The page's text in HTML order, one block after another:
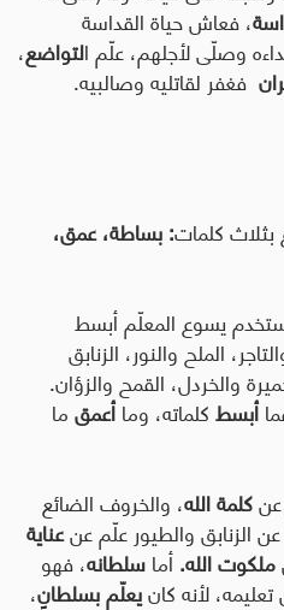
، فعاش حياة القداسة
وصلّى لأجلهم، علّم التواضع،
فغفر لقاتليه وصالبيه.
كلمات: بساطة، عمق،
يسوع المعلّم أبسط
الملح والنور، الزنابق
والخردل، القمح والزؤان.
أبسطكلماته، وماأعمقما
كلمة الله، والخروف الضائع
الزنابق والطيور علّم عنعناية
ملكوت الله.أماسلطانه، فهو
لأنه كانيعلّم بسلطانٍ،